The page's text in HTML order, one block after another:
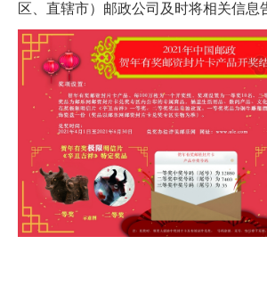
区、直辖市）邮政公司及时将相关信息